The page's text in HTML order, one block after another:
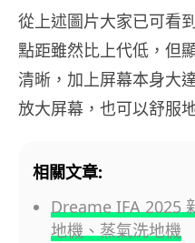
從上述圖片大家已可看
點距雖然比上代低，但
清晰，加上屏幕本身大
放大屏幕，也可以舒服
相關文章:
Dreame IFA 2025
地機、蒸氣洗地機